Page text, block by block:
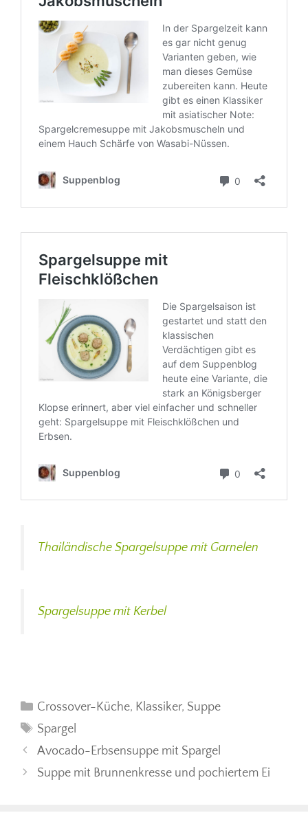
Thailändische Spargelsuppe mit Garnelen
Spargelsuppe mit Kerbel
Kategorien
Crossover-Küche, Klassiker, Suppe
Schlagwörter
Spargel
Avocado-Erbsensuppe mit Spargel
Suppe mit Brunnenkresse und pochiertem Ei